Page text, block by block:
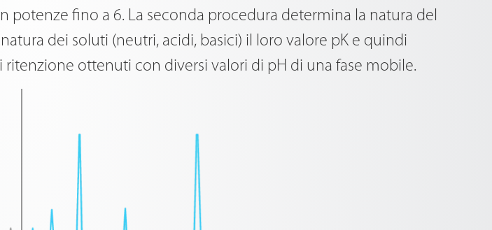
potenze fino a 6. La seconda procedura determina la natura del
dei soluti (neutri, acidi, basici) il loro valore pK e quindi
ottenuti con diversi valori di pH di una fase mobile.